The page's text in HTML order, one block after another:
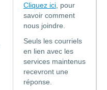
Cliquez ici , pour
savoir comment
nous joindre.
Seuls les courriels
en lien avec les
services maintenus
recevront une
réponse.